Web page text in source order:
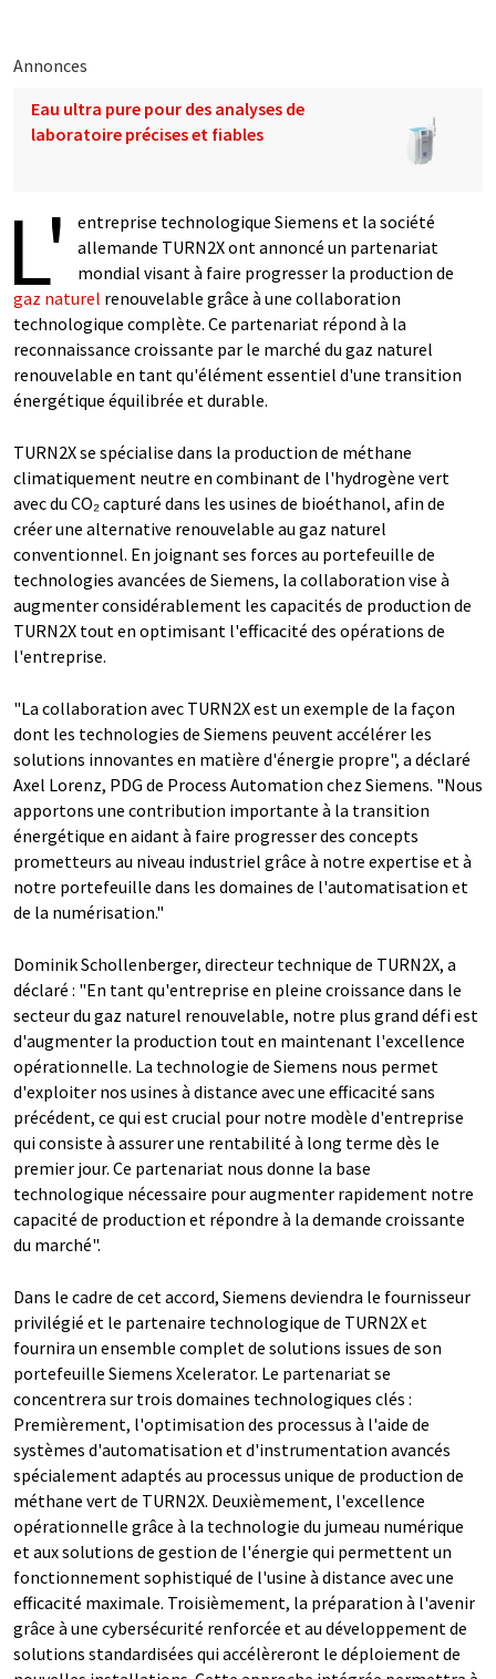
Annonces
Eau ultra pure pour des analyses de
laboratoire précises et fiables
L'
entreprise technologique Siemens et la société
allemande TURN2X ont annoncé un partenariat
mondial visant à faire progresser la production de
gaz naturel renouvelable grâce à une collaboration
technologique complète. Ce partenariat répond à la
reconnaissance croissante par le marché du gaz naturel
renouvelable en tant qu'élément essentiel d'une transition
énergétique équilibrée et durable.
TURN2X se spécialise dans la production de méthane
climatiquement neutre en combinant de l'hydrogène vert
avec du CO₂ capturé dans les usines de bioéthanol, afin de
créer une alternative renouvelable au gaz naturel
conventionnel. En joignant ses forces au portefeuille de
technologies avancées de Siemens, la collaboration vise à
augmenter considérablement les capacités de production de
TURN2X tout en optimisant l'efficacité des opérations de
l'entreprise.
"La collaboration avec TURN2X est un exemple de la façon
dont les technologies de Siemens peuvent accélérer les
solutions innovantes en matière d'énergie propre", a déclaré
Axel Lorenz, PDG de Process Automation chez Siemens. "Nous
apportons une contribution importante à la transition
énergétique en aidant à faire progresser des concepts
prometteurs au niveau industriel grâce à notre expertise et à
notre portefeuille dans les domaines de l'automatisation et
de la numérisation."
Dominik Schollenberger, directeur technique de TURN2X, a
déclaré : "En tant qu'entreprise en pleine croissance dans le
secteur du gaz naturel renouvelable, notre plus grand défi est
d'augmenter la production tout en maintenant l'excellence
opérationnelle. La technologie de Siemens nous permet
d'exploiter nos usines à distance avec une efficacité sans
précédent, ce qui est crucial pour notre modèle d'entreprise
qui consiste à assurer une rentabilité à long terme dès le
premier jour. Ce partenariat nous donne la base
technologique nécessaire pour augmenter rapidement notre
capacité de production et répondre à la demande croissante
du marché".
Dans le cadre de cet accord, Siemens deviendra le fournisseur
privilégié et le partenaire technologique de TURN2X et
fournira un ensemble complet de solutions issues de son
portefeuille Siemens Xcelerator. Le partenariat se
concentrera sur trois domaines technologiques clés :
Premièrement, l'optimisation des processus à l'aide de
systèmes d'automatisation et d'instrumentation avancés
spécialement adaptés au processus unique de production de
méthane vert de TURN2X. Deuxièmement, l'excellence
opérationnelle grâce à la technologie du jumeau numérique
et aux solutions de gestion de l'énergie qui permettent un
fonctionnement sophistiqué de l'usine à distance avec une
efficacité maximale. Troisièmement, la préparation à l'avenir
grâce à une cybersécurité renforcée et au développement de
solutions standardisées qui accélèreront le déploiement de